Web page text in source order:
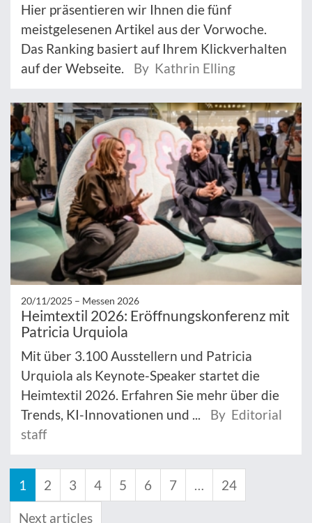
Hier präsentieren wir Ihnen die fünf
meistgelesenen Artikel aus der Vorwoche.
Das Ranking basiert auf Ihrem Klickverhalten
auf der Webseite.
By Kathrin Elling
20/11/2025 – Messen 2026
Heimtextil 2026: Eröffnungskonferenz mit
Patricia Urquiola
Mit über 3.100 Ausstellern und Patricia
Urquiola als Keynote-Speaker startet die
Heimtextil 2026. Erfahren Sie mehr über die
Trends, KI-Innovationen und ...
By Editorial
staff
1 2 3 4 5 6 7 … 24
Next articles